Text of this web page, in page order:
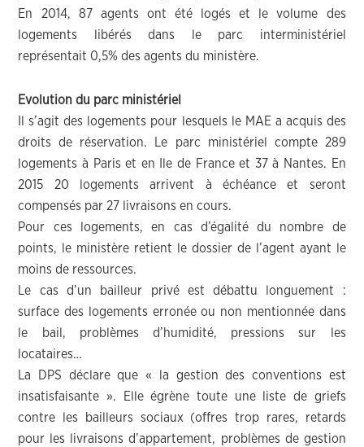
En 2014, 87 agents ont été logés et le volume des
logements libérés dans le parc interministériel
représentait 0,5% des agents du ministère.
Evolution du parc ministériel
Il s’agit des logements pour lesquels le MAE a acquis des
droits de réservation. Le parc ministériel compte 289
logements à Paris et en Ile de France et 37 à Nantes. En
2015 20 logements arrivent à échéance et seront
compensés par 27 livraisons en cours.
Pour ces logements, en cas d’égalité du nombre de
points, le ministère retient le dossier de l’agent ayant le
moins de ressources.
Le cas d’un bailleur privé est débattu longuement :
surface des logements erronée ou non mentionnée dans
le bail, problèmes d’humidité, pressions sur les
locataires…
La DPS déclare que « la gestion des conventions est
insatisfaisante ». Elle égrène toute une liste de griefs
contre les bailleurs sociaux (offres trop rares, retards
pour les livraisons d’appartement, problèmes de gestion